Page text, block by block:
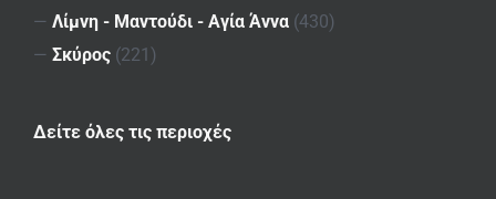
— Λίμνη - Μαντούδι - Αγία Άννα (430)
— Σκύρος (221)
Δείτε όλες τις περιοχές